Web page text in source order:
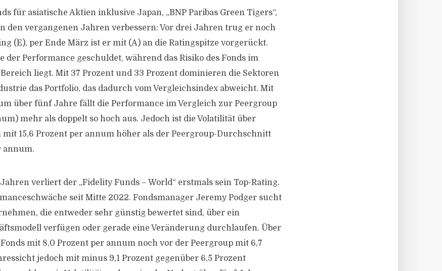
für asiatische Aktien inklusive Japan, „BNP Paribas Green Tigers“,
den vergangenen Jahren verbessern: Vor drei Jahren trug er noch
(E), per Ende März ist er mit (A) an die Ratingspitze vorgerückt.
der Performance geschuldet, während das Risiko des Fonds im
liegt. Mit 37 Prozent und 33 Prozent dominieren die Sektoren
das Portfolio, das dadurch vom Vergleichsindex abweicht. Mit
über fünf Jahre fällt die Performance im Vergleich zur Peergroup
mehr als doppelt so hoch aus. Jedoch ist die Volatilität über
mit 15,6 Prozent per annum höher als der Peergroup-Durchschnitt
annum.
verliert der „Fidelity Funds – World“ erstmals sein Top-Rating.
seit Mitte 2022. Fondsmanager Jeremy Podger sucht
die entweder sehr günstig bewertet sind, über ein
verfügen oder gerade eine Veränderung durchlaufen. Über
mit 8,0 Prozent per annum noch vor der Peergroup mit 6,7
jedoch mit minus 9,1 Prozent gegenüber 6,5 Prozent